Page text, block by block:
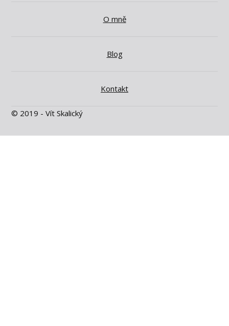
O mně
Blog
Kontakt
© 2019 - Vít Skalický